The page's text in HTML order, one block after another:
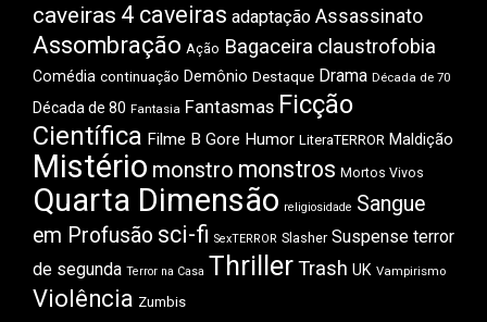
caveiras 4 caveiras adaptação Assassinato
Assombração Ação Bagaceira claustrofobia
Comédia continuação Demônio Destaque Drama Década de 70
Década de 80 Fantasia Fantasmas Ficção
Científica Filme B Gore Humor LiteraTERROR Maldição
Mistério monstro monstros Mortos Vivos
Quarta Dimensão religiosidade Sangue
em Profusão sci-fi SexTERROR Slasher Suspense terror
de segunda Terror na Casa ThrillerTrash UK Vampirismo
Violência Zumbis